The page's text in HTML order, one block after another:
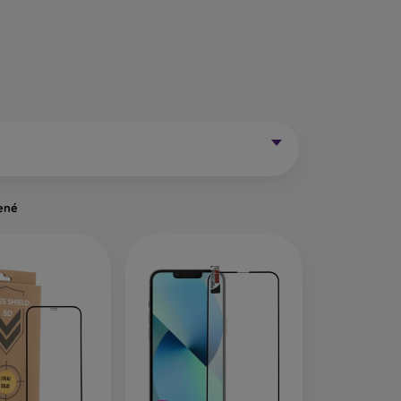
a je určené pre displeje bez zahnutých
na mobil.
zaoblenými krajmi. Poskytuje tak lepšiu
Z toho dôvodu sa odporúča skôr 0,3 mm
na mobil. Sú celotvárové, rovnako ako 3D
voči poškriabaniu a dokážu lepšie
ktorá zabezpečuje, že displej telefónu
svetlo z displeja a tak vie lepšie ochrániť